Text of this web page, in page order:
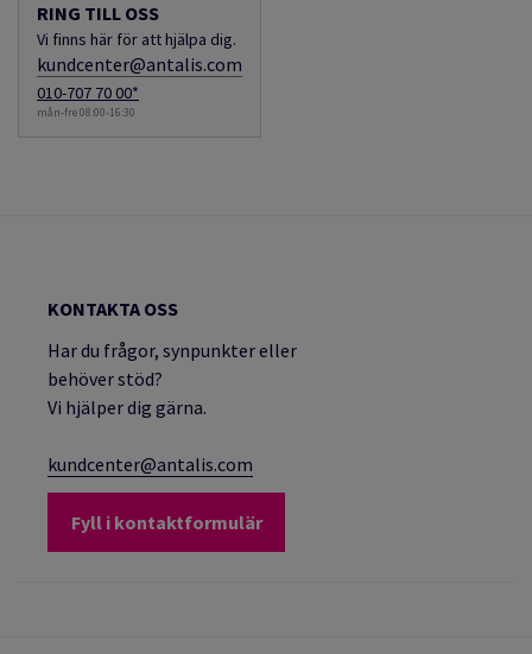
RING TILL OSS
Vi finns här för att hjälpa dig.
kundcenter@antalis.com
010-707 70 00*
mån-fre 08:00-16:30
KONTAKTA OSS
Har du frågor, synpunkter eller
behöver stöd?
Vi hjälper dig gärna.
kundcenter@antalis.com
Fyll i kontaktformulär